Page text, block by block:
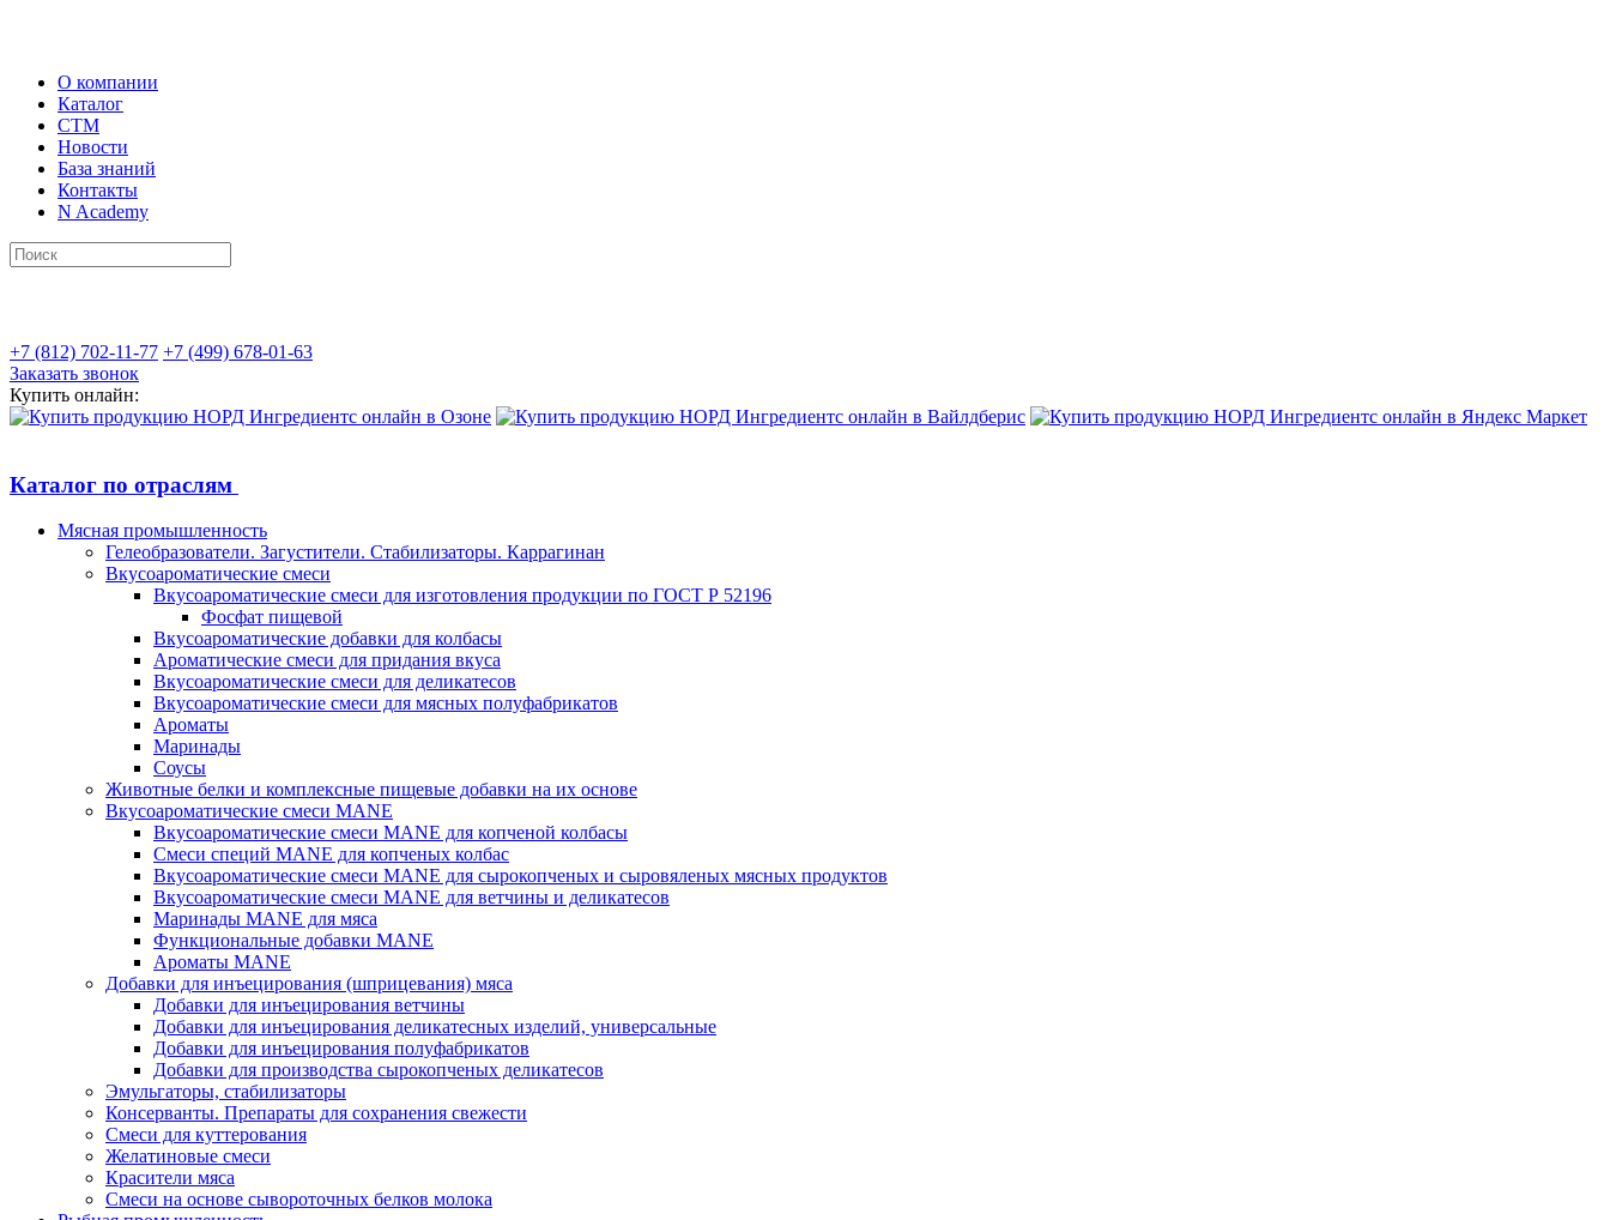
О компании
Каталог
СТМ
Новости
База знаний
Контакты
N Academy
+7 (812) 702-11-77 +7 (499) 678-01-63
Заказать звонок
Купить онлайн:
Каталог по отраслям
Мясная промышленность
Гелеобразователи. Загустители. Стабилизаторы. Каррагинан
Вкусоароматические смеси
Вкусоароматические смеси для изготовления продукции по ГОСТ Р 52196
Фосфат пищевой
Вкусоароматические добавки для колбасы
Ароматические смеси для придания вкуса
Вкусоароматические смеси для деликатесов
Вкусоароматические смеси для мясных полуфабрикатов
Ароматы
Маринады
Соусы
Животные белки и комплексные пищевые добавки на их основе
Вкусоароматические смеси MANE
Вкусоароматические смеси MANE для копченой колбасы
Смеси специй MANE для копченых колбас
Вкусоароматические смеси MANE для сырокопченых и сыровяленых мясных продуктов
Вкусоароматические смеси MANE для ветчины и деликатесов
Маринады MANE для мяса
Функциональные добавки MANE
Ароматы MANE
Добавки для инъецирования (шприцевания) мяса
Добавки для инъецирования ветчины
Добавки для инъецирования деликатесных изделий, универсальные
Добавки для инъецирования полуфабрикатов
Добавки для производства сырокопченых деликатесов
Эмульгаторы, стабилизаторы
Консерванты. Препараты для сохранения свежести
Смеси для куттерования
Желатиновые смеси
Красители мяса
Смеси на основе сывороточных белков молока